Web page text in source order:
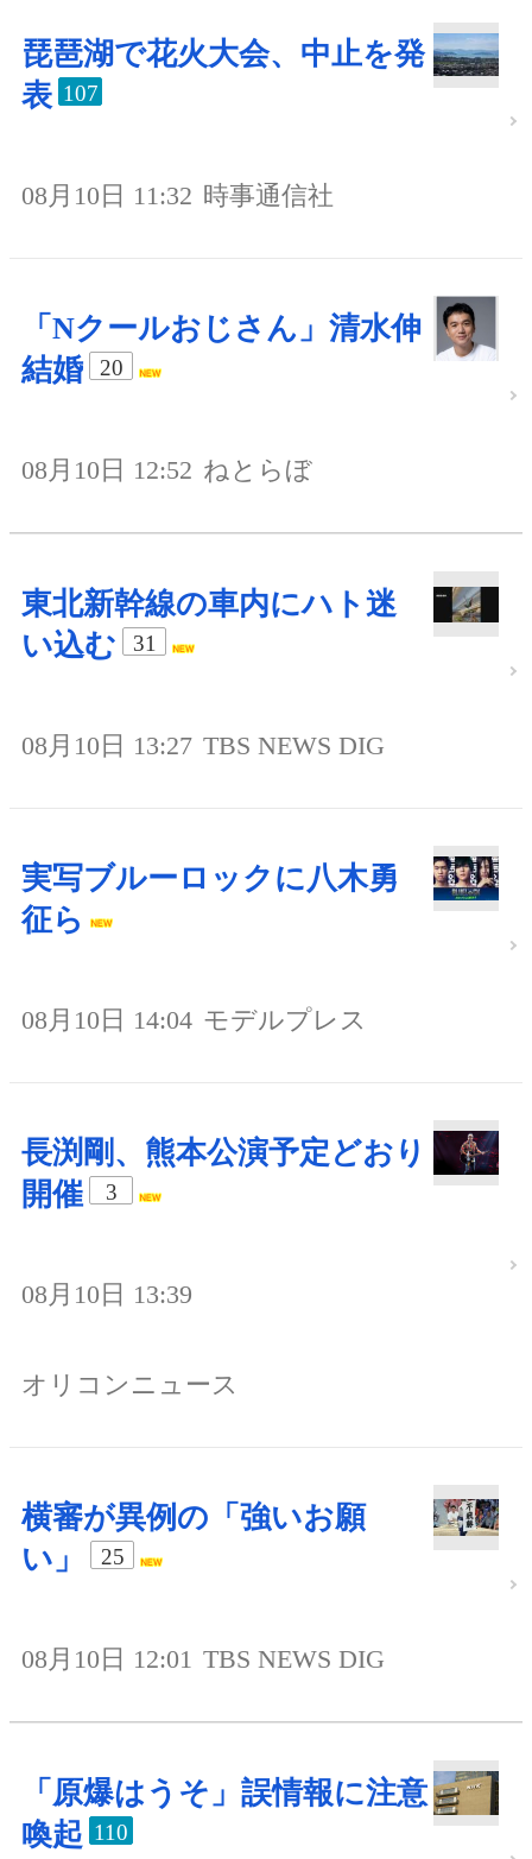
琵琶湖で花火大会、中止を発
表 107
08月10日 11:32 時事通信社
「Nクールおじさん」清水伸
結婚
20
08月10日 12:52 ねとらぼ
東北新幹線の車内にハト迷
い込む
31
08月10日 13:27 TBS NEWS DIG
実写ブルーロックに八木勇
征ら
08月10日 14:04 モデルプレス
長渕剛、熊本公演予定どおり
開催
3
08月10日 13:39
オリコンニュース
横審が異例の「強いお願
い」
25
08月10日 12:01 TBS NEWS DIG
「原爆はうそ」誤情報に注意
喚起 110